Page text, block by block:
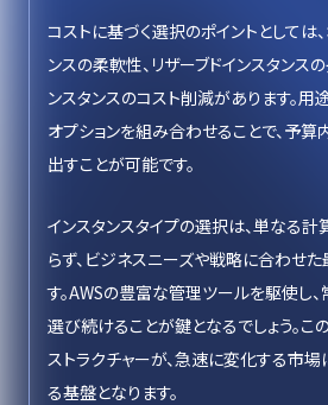
コストに基づく選択のポイントとしては
ンスの柔軟性、リザーブドインスタンス
ンスタンスのコスト削減があります。
オプションを組み合わせることで、予
出すことが可能です。
インスタンスタイプの選択は、単なる
らず、ビジネスニーズや戦略に合わせ
す。AWSの豊富な管理ツールを駆使し
選び続けることが鍵となるでしょう。こ
ストラクチャーが、急速に変化する市
る基盤となります。